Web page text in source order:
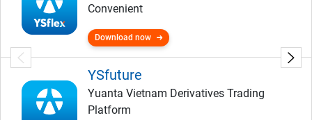
Convenient
Download now
YSfuture
Yuanta Vietnam Derivatives Trading
Platform